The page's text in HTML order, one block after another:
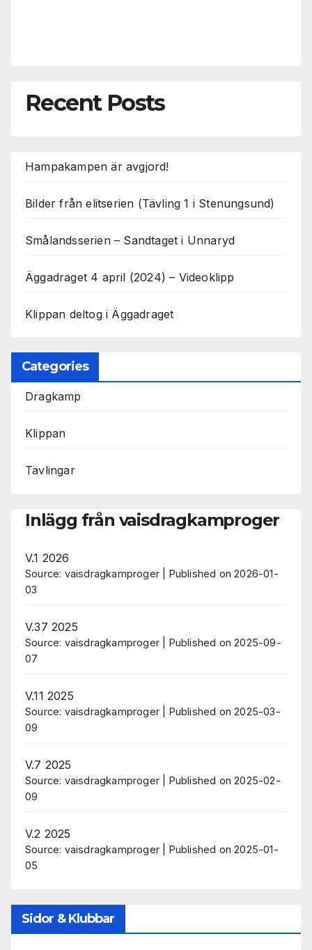
Recent Posts
Hampakampen är avgjord!
Bilder från elitserien (Tävling 1 i Stenungsund)
Smålandsserien – Sandtaget i Unnaryd
Äggadraget 4 april (2024) – Videoklipp
Klippan deltog i Äggadraget
Categories
Dragkamp
Klippan
Tävlingar
Inlägg från vaisdragkamproger
V.1 2026
Source: vaisdragkamproger
Published on 2026-01-
03
V.37 2025
Source: vaisdragkamproger
Published on 2025-09-
07
V.11 2025
Source: vaisdragkamproger
Published on 2025-03-
09
V.7 2025
Source: vaisdragkamproger
Published on 2025-02-
09
V.2 2025
Source: vaisdragkamproger
Published on 2025-01-
05
Sidor & Klubbar